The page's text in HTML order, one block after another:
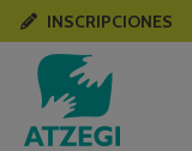
INSCRIPCIONES